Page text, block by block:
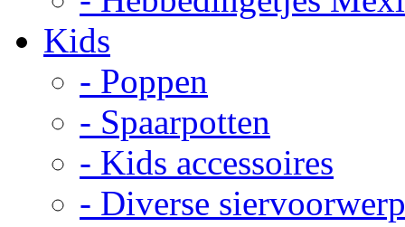
Kids
- Poppen
- Spaarpotten
- Kids accessoires
- Diverse